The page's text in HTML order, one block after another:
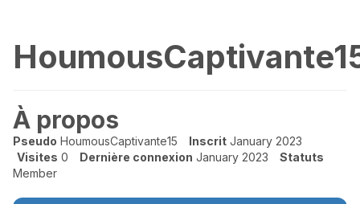
À propos
Pseudo HoumousCaptivante15 Inscrit January 2023
Visites 0 Dernière connexion January 2023
Statuts
Member